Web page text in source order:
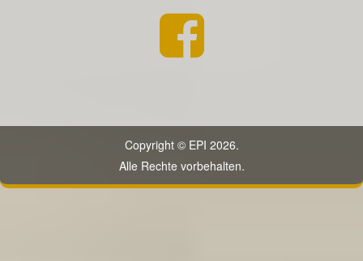
Copyright © EPI 2026.
Alle Rechte vorbehalten.